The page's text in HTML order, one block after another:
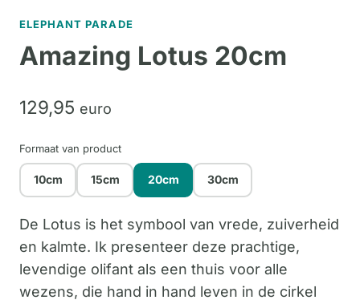
ELEPHANT PARADE
Amazing Lotus 20cm
129,95 euro
Formaat van product
10cm 15cm 20cm 30cm
De Lotus is het symbool van vrede, zuiverheid
en kalmte. Ik presenteer deze prachtige,
levendige olifant als een thuis voor alle
wezens, die hand in hand leven in de cirkel